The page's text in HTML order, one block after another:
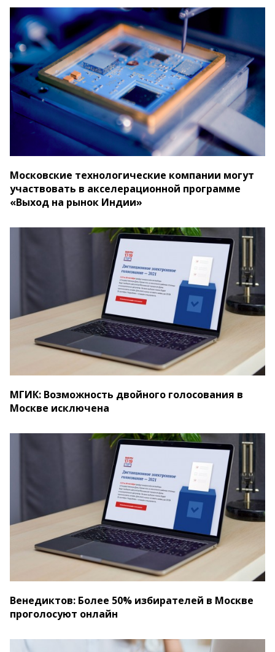
Московские технологические компании могут
участвовать в акселерационной программе
«Выход на рынок Индии»
МГИК: Возможность двойного голосования в
Москве исключена
Венедиктов: Более 50% избирателей в Москве
проголосуют онлайн